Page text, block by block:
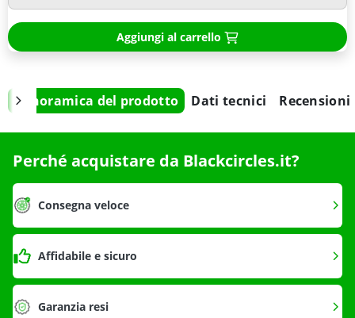
Aggiungi al carrello
Panoramica del prodotto Dati tecnici Recensioni
Perché acquistare da Blackcircles.it?
Consegna veloce
Affidabile e sicuro
Garanzia resi